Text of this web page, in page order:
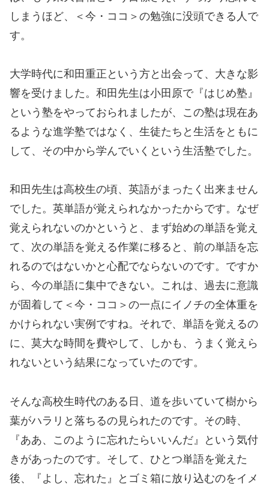
しまうほど、＜今・ココ＞の勉強に没頭できる人で
す。
大学時代に和田重正という方と出会って、大きな影
響を受けました。和田先生は小田原で『はじめ塾』
という塾をやっておられましたが、この塾は現在あ
るような進学塾ではなく、生徒たちと生活をともに
して、その中から学んでいくという生活塾でした。
和田先生は高校生の頃、英語がまったく出来ません
でした。英単語が覚えられなかったからです。なぜ
覚えられないのかというと、まず始めの単語を覚え
て、次の単語を覚える作業に移ると、前の単語を忘
れるのではないかと心配でならないのです。ですか
ら、今の単語に集中できない。これは、過去に意識
が固着して＜今・ココ＞の一点にイノチの全体重を
かけられない実例ですね。それで、単語を覚えるの
に、莫大な時間を費やして、しかも、うまく覚えら
れないという結果になっていたのです。
そんな高校生時代のある日、道を歩いていて樹から
葉がハラリと落ちるの見られたのです。その時、
『ああ、このように忘れたらいいんだ』という気付
きがあったのです。そして、ひとつ単語を覚えた
後、『よし、忘れた』とゴミ箱に放り込むのをイメ